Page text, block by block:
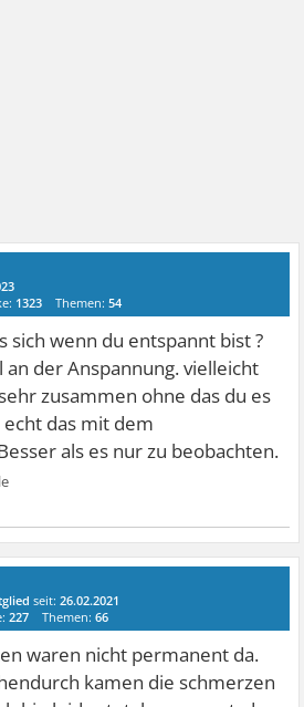
1323 Themen:54
sich wenn du entspannt bist ?
an der Anspannung. vielleicht
zusammen ohne das du es
das mit dem
als es nur zu beobachten.
seit:26.02.2021
227 Themen:66
waren nicht permanent da.
kamen die schmerzen